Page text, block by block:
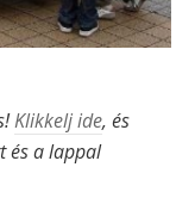
Klikkelj ide, és
és a lappal